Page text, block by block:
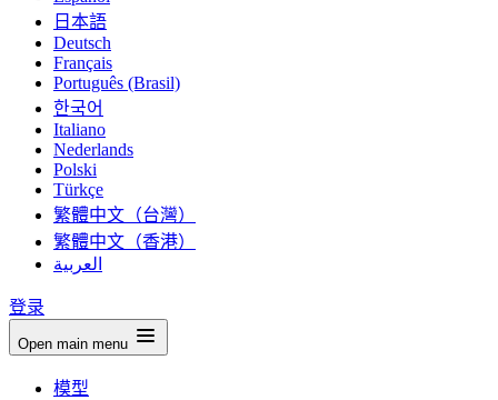
日本語
Deutsch
Français
Português (Brasil)
한국어
Italiano
Nederlands
Polski
Türkçe
繁體中文（台灣）
繁體中文（香港）
العربية
登录
Open main menu
模型